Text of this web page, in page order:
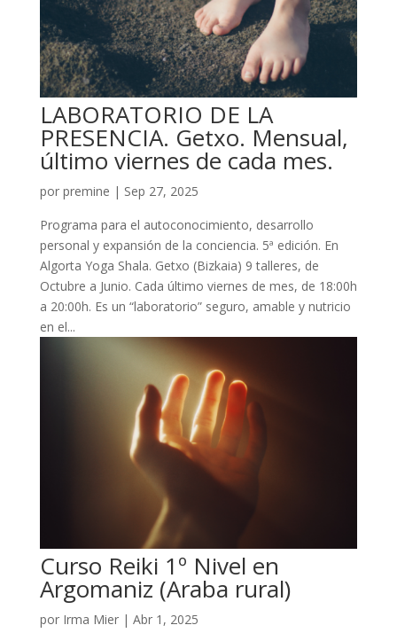
LABORATORIO DE LA
PRESENCIA. Getxo. Mensual,
último viernes de cada mes.
por premine | Sep 27, 2025
Programa para el autoconocimiento, desarrollo
personal y expansión de la conciencia. 5ª edición. En
Algorta Yoga Shala. Getxo (Bizkaia) 9 talleres, de
Octubre a Junio. Cada último viernes de mes, de 18:00h
a 20:00h. Es un “laboratorio” seguro, amable y nutricio
en el...
Curso Reiki 1º Nivel en
Argomaniz (Araba rural)
por Irma Mier| Abr 1, 2025